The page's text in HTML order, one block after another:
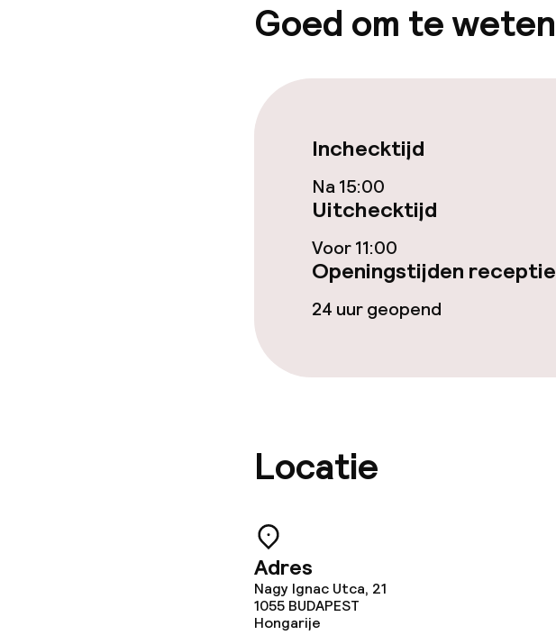
Schoonmaakvoorzieningen
Beleid
Goed om te weten
Inchecktijd
Na 15:00
Uitchecktijd
Voor 11:00
Openingstijden receptie
24 uur geopend
Locatie
Adres
Nagy Ignac Utca, 21
1055 BUDAPEST
Hongarije